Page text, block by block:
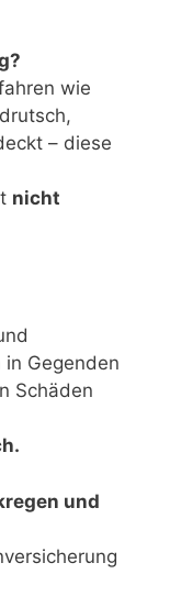
wie
– diese
nicht
Gegenden
Schäden
und